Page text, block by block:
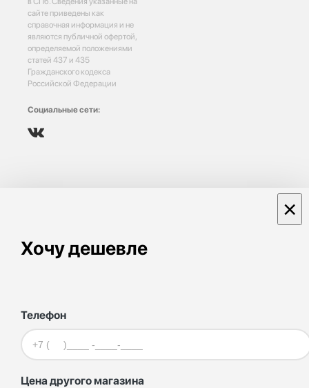
сайте приведены как
справочная информация и не
являются публичной офертой,
определяемой положениями
статей 437 и 435
Гражданского кодекса
Российской Федерации
Социальные сети:
Хочу дешевле
×
Телефон
Цена другого магазина